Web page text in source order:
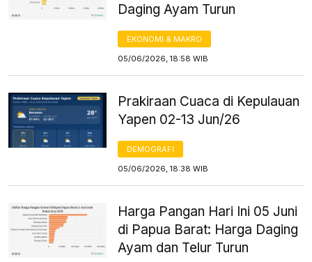
Daging Ayam Turun
EKONOMI & MAKRO
05/06/2026, 18:58 WIB
Prakiraan Cuaca di Kepulauan
Yapen 02-13 Jun/26
DEMOGRAFI
05/06/2026, 18:38 WIB
Harga Pangan Hari Ini 05 Juni
di Papua Barat: Harga Daging
Ayam dan Telur Turun